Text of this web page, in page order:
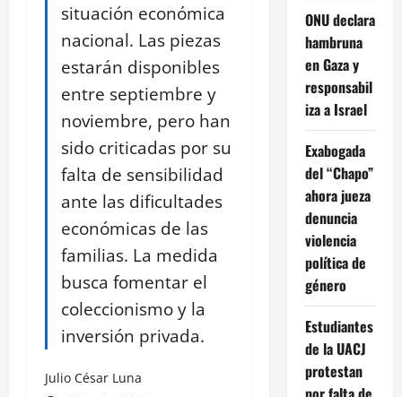
situación económica
nacional. Las piezas
estarán disponibles
entre septiembre y
noviembre, pero han
sido criticadas por su
falta de sensibilidad
ante las dificultades
económicas de las
familias. La medida
busca fomentar el
coleccionismo y la
inversión privada.
Julio César Luna
ONU declara
hambruna
en Gaza y
responsabil
iza a Israel
Exabogada
del “Chapo”
ahora jueza
denuncia
violencia
política de
género
Estudiantes
de la UACJ
protestan